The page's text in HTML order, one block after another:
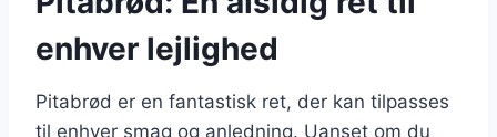
enhver lejlighed
Pitabrød er en fantastisk ret, der kan tilpasses
til enhver smag og anledning. Uanset om du